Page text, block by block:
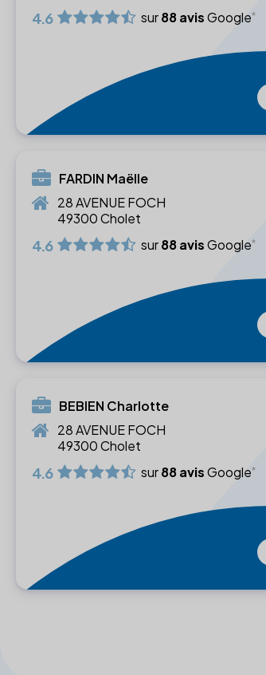
4.6 sur88 avisGoogle
FARDIN Maëlle
28 AVENUE FOCH
49300 Cholet
4.6 sur88 avisGoogle
BEBIEN Charlotte
28 AVENUE FOCH
49300 Cholet
4.6 sur88 avisGoogle